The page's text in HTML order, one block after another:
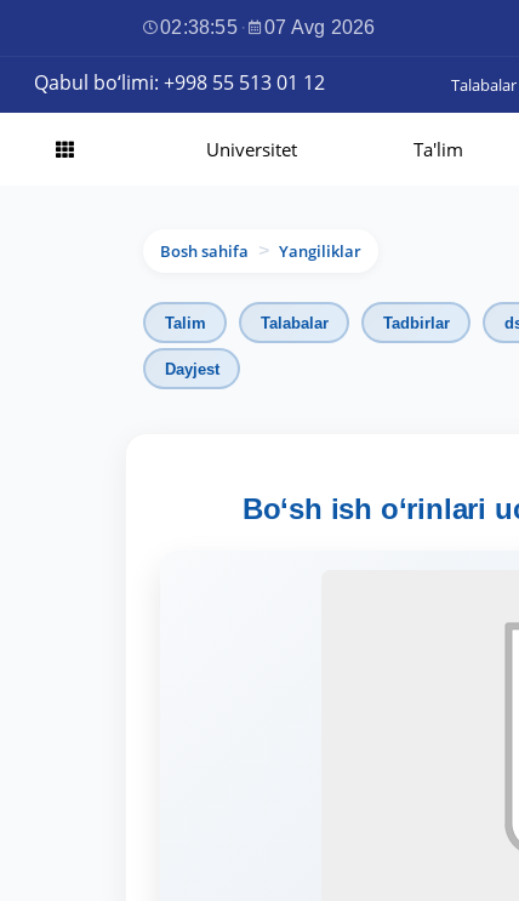
02:38:56 · 07 Avg 2026
Qabul bo‘limi: +998 55 513 01 12
Universitet Ta'lim
Bosh sahifa > Yangiliklar
Talim Talabalar Tadbirlar
Dayjest
Bo‘sh ish o‘rinlari